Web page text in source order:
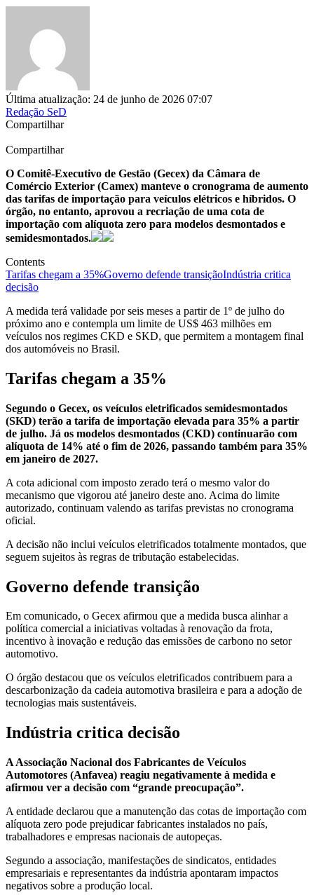
Última atualização: 24 de junho de 2026 07:07
Redação SeD
Compartilhar
Compartilhar
O Comitê-Executivo de Gestão (Gecex) da Câmara de
Comércio Exterior (Camex) manteve o cronograma de aumento
das tarifas de importação para veículos elétricos e híbridos. O
órgão, no entanto, aprovou a recriação de uma cota de
importação com alíquota zero para modelos desmontados e
semidesmontados.
Contents
Tarifas chegam a 35%Governo defende transiçãoIndústria critica
decisão
A medida terá validade por seis meses a partir de 1º de julho do
próximo ano e contempla um limite de US$ 463 milhões em
veículos nos regimes CKD e SKD, que permitem a montagem final
dos automóveis no Brasil.
Tarifas chegam a 35%
Segundo o Gecex, os veículos eletrificados semidesmontados
(SKD) terão a tarifa de importação elevada para 35% a partir
de julho. Já os modelos desmontados (CKD) continuarão com
alíquota de 14% até o fim de 2026, passando também para 35%
em janeiro de 2027.
A cota adicional com imposto zerado terá o mesmo valor do
mecanismo que vigorou até janeiro deste ano. Acima do limite
autorizado, continuam valendo as tarifas previstas no cronograma
oficial.
A decisão não inclui veículos eletrificados totalmente montados, que
seguem sujeitos às regras de tributação estabelecidas.
Governo defende transição
Em comunicado, o Gecex afirmou que a medida busca alinhar a
política comercial a iniciativas voltadas à renovação da frota,
incentivo à inovação e redução das emissões de carbono no setor
automotivo.
O órgão destacou que os veículos eletrificados contribuem para a
descarbonização da cadeia automotiva brasileira e para a adoção de
tecnologias mais sustentáveis.
Indústria critica decisão
A Associação Nacional dos Fabricantes de Veículos
Automotores (Anfavea) reagiu negativamente à medida e
afirmou ver a decisão com “grande preocupação”.
A entidade declarou que a manutenção das cotas de importação com
alíquota zero pode prejudicar fabricantes instalados no país,
trabalhadores e empresas nacionais de autopeças.
Segundo a associação, manifestações de sindicatos, entidades
empresariais e representantes da indústria apontaram impactos
negativos sobre a produção local.